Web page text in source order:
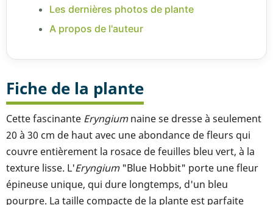
Les dernières photos de plante
A propos de l'auteur
Fiche de la plante
Cette fascinante Eryngiumnaine se dresse à seulement
20 à 30 cm de haut avec une abondance de fleurs qui
couvre entièrement la rosace de feuilles bleu vert, à la
texture lisse. L'Eryngium"Blue Hobbit" porte une fleur
épineuse unique, qui dure longtemps, d'un bleu
pourpre. La taille compacte de la plante est parfaite